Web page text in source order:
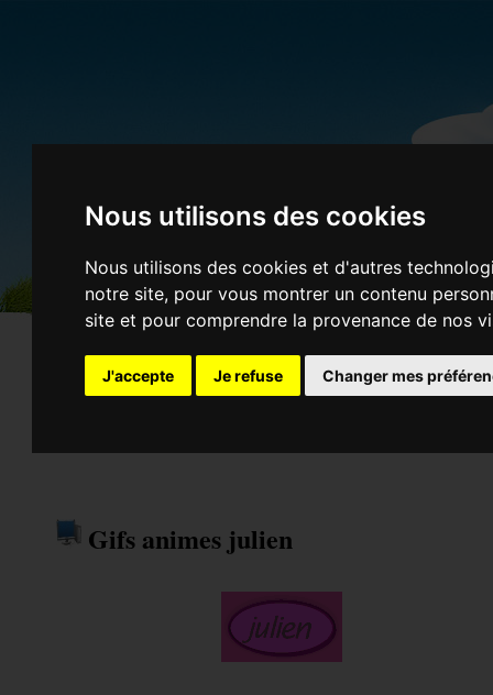
Nous utilisons des cookies
Nous utilisons des cookies et d'autres
notre site, pour vous montrer un contenu
site et pour comprendre la provenance de nos
J'accepte Je refuse Changer mes
01 gifs
Gifs animes julien